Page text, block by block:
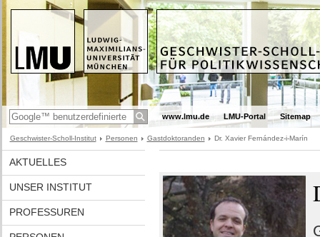
www.lmu.de LMU-Portal Sitemap
Geschwister-Scholl-Institut Personen Gastdoktoranden Dr. Xavier Fernández-i-Marín
AKTUELLES
UNSER INSTITUT
PROFESSUREN